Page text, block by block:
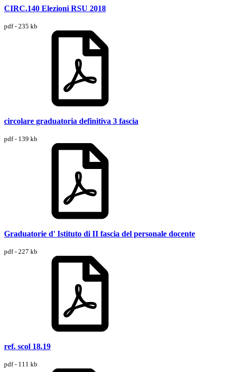
CIRC.140 Elezioni RSU 2018
pdf - 235 kb
circolare graduatoria definitiva 3 fascia
pdf - 139 kb
Graduatorie d' Istituto di II fascia del personale docente
pdf - 227 kb
ref. scol 18.19
pdf - 111 kb